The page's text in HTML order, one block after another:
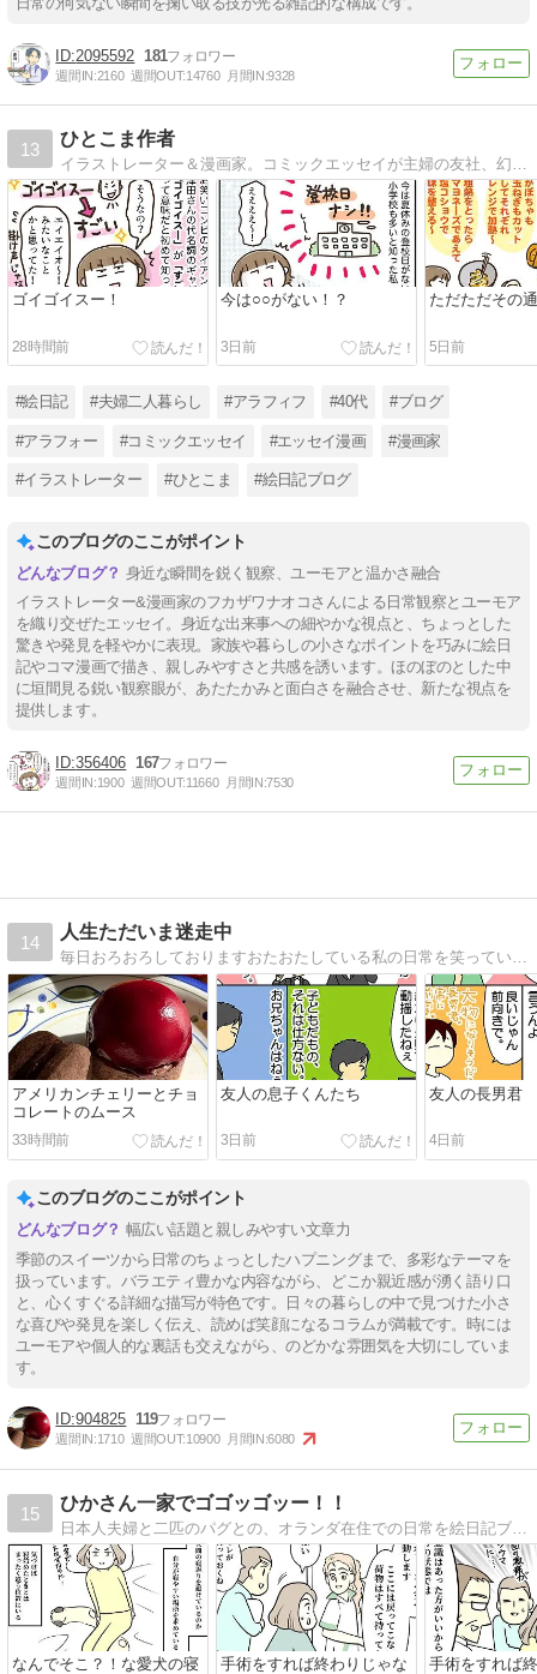
2095592 181
週間IN:2160 週間OUT:14760 月間IN:9328
13
ひとこま作者
ゴイゴイスー！
28時間前
今は○○がない！？
3日前
ただただその
5日前
#絵日記 #夫婦二人暮らし #アラフィフ #40代 #ブログ
#アラフォー #コミックエッセイ #エッセイ漫画 #漫画家
#イラストレーター #ひとこま #絵日記ブログ
このブログのここがポイント
身近な瞬間を鋭く観察、ユーモアと温かさ融合
イラストレーター&漫画家のフカザワナオコさんによる日常観察とユーモア
を織り交ぜたエッセイ。身近な出来事への細やかな視点と、ちょっとした
驚きや発見を軽やかに表現。家族や暮らしの小さなポイントを巧みに絵日
記やコマ漫画で描き、親しみやすさと共感を誘います。ほのぼのとした中
に垣間見る鋭い観察眼が、あたたかみと面白さを融合させ、新たな視点を
提供します。
356406 167
週間IN:1900 週間OUT:11660 月間IN:7530
14
人生ただいま迷走中
アメリカンチェリーとチョ
コレートのムース
33時間前
友人の息子くんたち
3日前
友人の長男君
4日前
このブログのここがポイント
幅広い話題と親しみやすい文章力
季節のスイーツから日常のちょっとしたハプニングまで、多彩なテーマを
扱っています。バラエティ豊かな内容ながら、どこか親近感が湧く語り口
と、心くすぐる詳細な描写が特色です。日々の暮らしの中で見つけた小さ
な喜びや発見を楽しく伝え、読めば笑顔になるコラムが満載です。時には
ユーモアや個人的な裏話も交えながら、のどかな雰囲気を大切にしていま
す。
904825 119
週間IN:1710 週間OUT:10900 月間IN:6080
15
ひかさん一家でゴゴッゴッー！！
日本人夫婦と二匹のパグとの、オランダ在住での日常を絵日記ブログで描いてます。
なんでそこ？！な愛犬の寝 手術をすれば終わりじゃな 手術をすれば